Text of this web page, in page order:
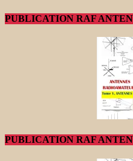
PUBLICATION RAF
PUBLICATION RAF